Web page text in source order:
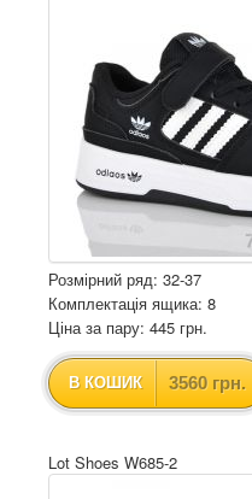
Розмірний ряд: 32-37
Комплектація ящика: 8
Ціна за пару: 445 грн.
В КОШИК 3560 грн.
Lot Shoes W685-2